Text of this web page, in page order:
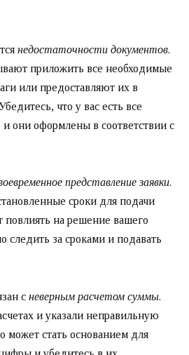
недостаточности документов.
приложить все необходимые
или предоставляют их в
что у вас есть все
они оформлены в соответствии с
представление заявки.
сроки для подачи
повлиять на решение вашего
следить за сроками и подавать
с неверным расчетом суммы.
и указали неправильную
может стать основанием для